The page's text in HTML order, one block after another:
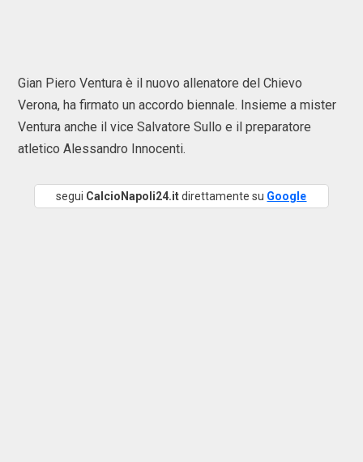
Gian Piero Ventura è il nuovo allenatore del Chievo
Verona, ha firmato un accordo biennale. Insieme a mister
Ventura anche il vice Salvatore Sullo e il preparatore
atletico Alessandro Innocenti.
segui CalcioNapoli24.itdirettamente su Google